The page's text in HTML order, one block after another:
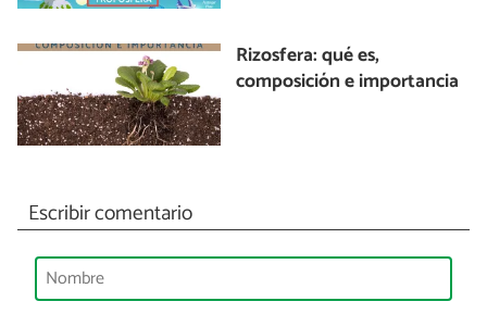
Rizosfera: qué es,
composición e importancia
Escribir comentario